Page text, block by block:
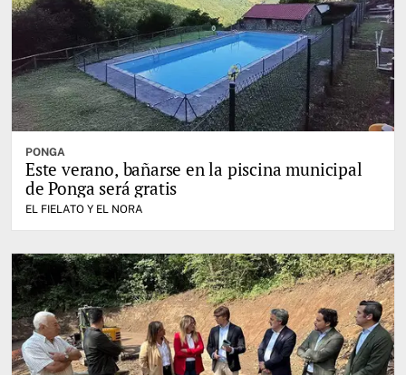
PONGA
Este verano, bañarse en la piscina municipal
de Ponga será gratis
EL FIELATO Y EL NORA